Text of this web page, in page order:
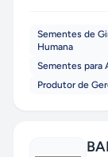
Sementes de
Humana
Sementes para
Produtor de